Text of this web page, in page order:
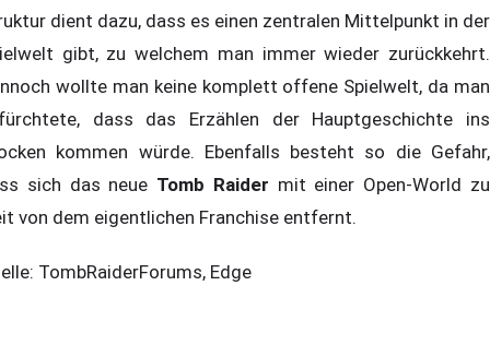
dient dazu, dass es einen zentralen Mittelpunkt in der
gibt, zu welchem man immer wieder zurückkehrt.
wollte man keine komplett offene Spielwelt, da man
dass das Erzählen der Hauptgeschichte ins
kommen würde. Ebenfalls besteht so die Gefahr,
sich das neue Tomb Raider mit einer Open-World zu
von dem eigentlichen Franchise entfernt.
TombRaiderForums, Edge